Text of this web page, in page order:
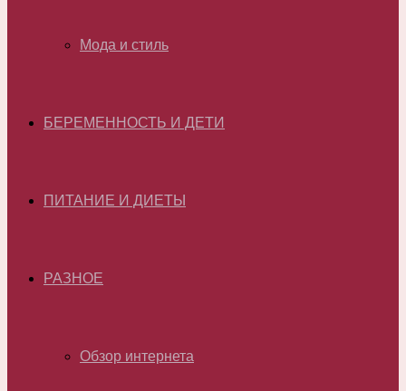
Мода и стиль
БЕРЕМЕННОСТЬ И ДЕТИ
ПИТАНИЕ И ДИЕТЫ
РАЗНОЕ
Обзор интернета